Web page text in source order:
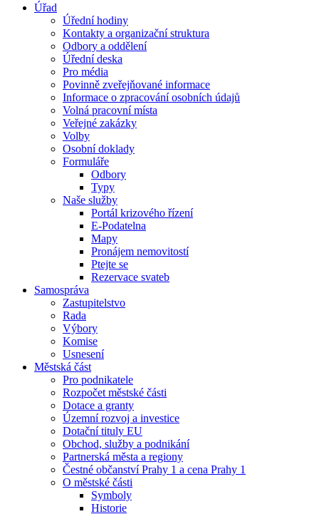
Úřad
Úřední hodiny
Kontakty a organizační struktura
Odbory a oddělení
Úřední deska
Pro média
Povinně zveřejňované informace
Informace o zpracování osobních údajů
Volná pracovní místa
Veřejné zakázky
Volby
Osobní doklady
Formuláře
Odbory
Typy
Naše služby
Portál krizového řízení
E-Podatelna
Mapy
Pronájem nemovitostí
Ptejte se
Rezervace svateb
Samospráva
Zastupitelstvo
Rada
Výbory
Komise
Usnesení
Městská část
Pro podnikatele
Rozpočet městské části
Dotace a granty
Územní rozvoj a investice
Dotační tituly EU
Obchod, služby a podnikání
Partnerská města a regiony
Čestné občanství Prahy 1 a cena Prahy 1
O městské části
Symboly
Historie